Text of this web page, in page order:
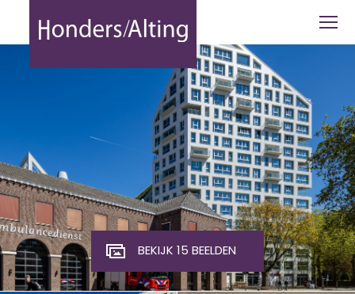
Edenstraat 21-03 Eindhoven -
BEKIJK 15 BEELDEN